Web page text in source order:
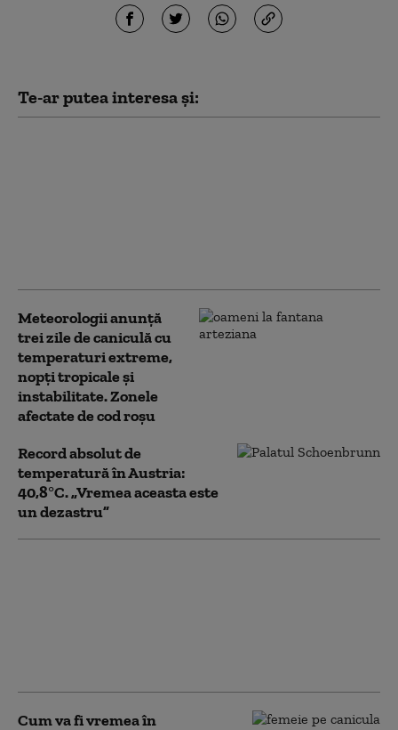
Te-ar putea interesa și:
Meteorologii anunță
trei zile de caniculă cu
temperaturi extreme,
nopţi tropicale şi
instabilitate. Zonele
afectate de cod roșu
Record absolut de
temperatură în Austria:
40,8°C. „Vremea aceasta este
un dezastru”
Cum va fi vremea în